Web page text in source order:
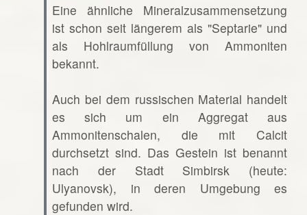
Eine ähnliche Mineralzusammensetzung
ist schon seit längerem als "Septarie" und
als Hohlraumfüllung von Ammoniten
bekannt.
Auch bei dem russischen Material handelt
es sich um ein Aggregat aus
Ammonitenschalen, die mit Calcit
durchsetzt sind. Das Gestein ist benannt
nach der Stadt Simbirsk (heute:
Ulyanovsk), in deren Umgebung es
gefunden wird.